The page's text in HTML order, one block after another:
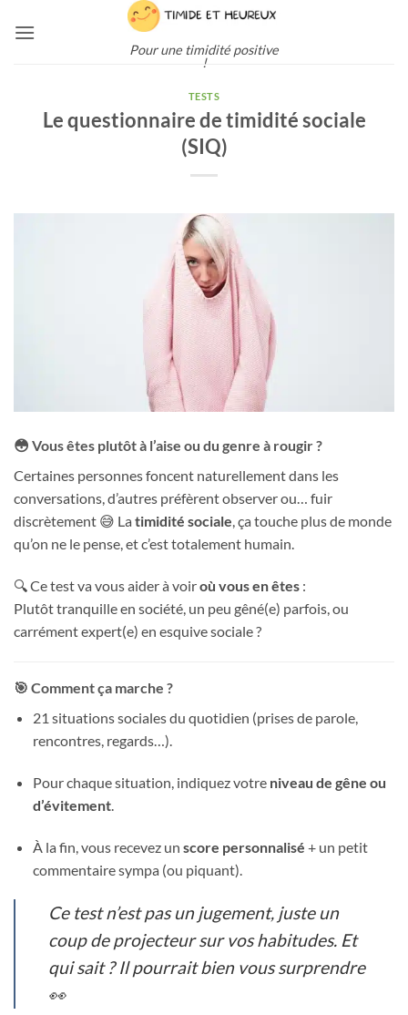
Pour une timidité positive
!
TESTS
Le questionnaire de timidité sociale
(SIQ)
😳 Vous êtes plutôt à l’aise ou du genre à rougir ?
Certaines personnes foncent naturellement dans les
conversations, d’autres préfèrent observer ou… fuir
discrètement 😅 La timidité sociale, ça touche plus de monde
qu’on ne le pense, et c’est totalement humain.
🔍 Ce test va vous aider à voiroù vous en êtes :
Plutôt tranquille en société, un peu gêné(e) parfois, ou
carrément expert(e) en esquive sociale ?
🎯 Comment ça marche ?
21 situations sociales du quotidien (prises de parole,
rencontres, regards…).
Pour chaque situation, indiquez votre niveau de gêne ou
d’évitement.
À la fin, vous recevez un score personnalisé + un petit
commentaire sympa (ou piquant).
Ce test n’est pas un jugement, juste un
coup de projecteur sur vos habitudes. Et
qui sait ? Il pourrait bien vous surprendre
👀